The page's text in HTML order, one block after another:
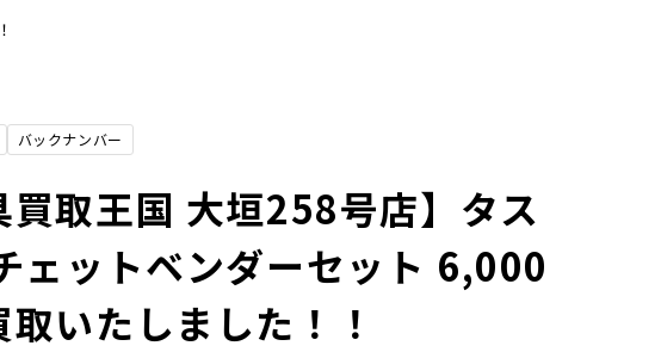
バックナンバー
買取王国 大垣258号店】タス
ェットベンダーセット 6,000
取いたしました！！